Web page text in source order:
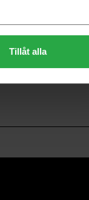
Tillåt alla